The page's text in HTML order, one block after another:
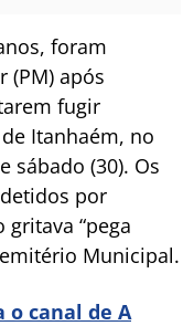
foram
(PM) após
fugir
Itanhaém, no
sábado (30). Os
por
“pega
Municipal.
o canal de A